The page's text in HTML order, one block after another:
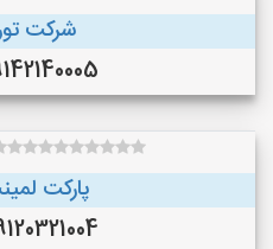
شرکت
09142140005
پارکت
09120321004